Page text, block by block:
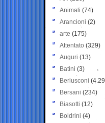
Animali (74)
Arancioni (2)
arte (175)
Attentato (329)
Auguri (13)
Batini (3)
Berlusconi
Bersani (234)
Biasotti (12)
Boldrini (4)